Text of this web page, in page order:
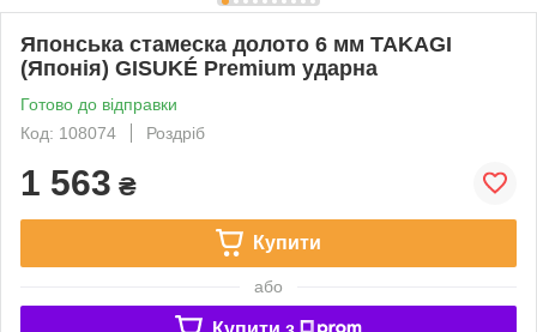
Японська стамеска долото 6 мм TAKAGI
(Японія) GISUKÉ Premium ударна
Готово до відправки
Код: 108074
Роздріб
1 563 ₴
Купити
або